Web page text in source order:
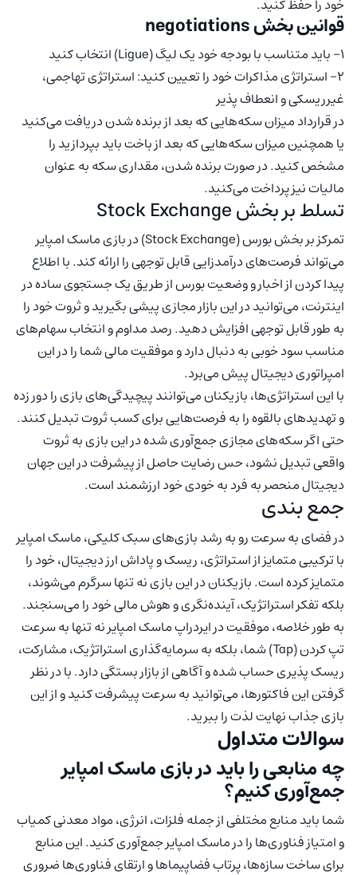
خود را حفظ کنید.
قوانین بخش negotiations
۱- باید متناسب با بودجه خود یک لیگ (Ligue) انتخاب کنید
۲- استراتژی مذاکرات خود را تعیین کنید: استراتژی تهاجمی،
غیرریسکی و انعطاف پذیر
در قرارداد میزان سکه‌هایی که بعد از برنده شدن دریافت می‌کنید
یا همچنین میزان سکه‌هایی که بعد از باخت باید بپردازید را
مشخص کنید. در صورت برنده شدن، مقداری سکه به عنوان
مالیات نیز پرداخت می‌کنید.
تسلط بر بخش Stock Exchange
تمرکز بر بخش بورس (Stock Exchange) در بازی ماسک امپایر
می‌تواند فرصت‌های درآمدزایی قابل توجهی را ارائه کند. با اطلاع
پیدا کردن از اخبار و وضعیت بورس از طریق یک جستجوی ساده در
اینترنت، می‌توانید در این بازار مجازی پیشی بگیرید و ثروت خود را
به طور قابل توجهی افزایش دهید. رصد مداوم و انتخاب سهام‌های
مناسب سود خوبی به دنبال دارد و موفقیت مالی شما را در این
امپراتوری دیجیتال پیش می‌برد.
با این استراتژی‌ها، بازیکنان می‌توانند پیچیدگی‌های بازی را دور زده
و تهدیدهای بالقوه را به فرصت‌هایی برای کسب ثروت تبدیل کنند.
حتی اگر سکه‌های مجازی جمع‌آوری شده در این بازی به ثروت
واقعی تبدیل نشود، حس رضایت حاصل از پیشرفت در این جهان
دیجیتال منحصر به فرد به خودی خود ارزشمند است.
جمع بندی
در فضای به سرعت رو به رشد بازی‌های سبک کلیکی، ماسک امپایر
با ترکیبی متمایز از استراتژی، ریسک و پاداش ارز دیجیتال، خود را
متمایز کرده است. بازیکنان در این بازی نه تنها سرگرم می‌شوند،
بلکه تفکر استراتژیک‌، آینده‌نگری و هوش مالی خود را می‌سنجند.
به طور خلاصه، موفقیت در ایردراپ ماسک امپایر نه تنها به سرعت
تپ کردن (Tap) شما، بلکه به سرمایه‌گذاری استراتژیک، مشارکت،
ریسک پذیری حساب شده و آگاهی از بازار بستگی دارد. با در نظر
گرفتن این فاکتورها، می‌توانید به سرعت پیشرفت کنید و از این
بازی جذاب نهایت لذت را ببرید.
سوالات متداول
چه منابعی را باید در بازی ماسک امپایر
جمع‌آوری کنیم؟
شما باید منابع مختلفی از جمله فلزات، انرژی، مواد معدنی کمیاب
و امتیاز فناوری‌ها را در ماسک امپایر جمع‌آوری کنید. این منابع
برای ساخت سازه‌ها، پرتاب فضاپیماها و ارتقای فناوری‌ها ضروری